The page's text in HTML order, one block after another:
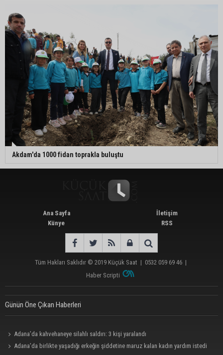
Akdam'da 1000 fidan toprakla buluştu
Ana Sayfa
Künye
İletişim
RSS
Tüm Hakları Saklıdır © 2019 Küçük Saat | 0532 059 69 46 |
Haber Scripti
Günün Öne Çıkan Haberleri
Adana’da kahvehaneye silahlı saldırı: 3 kişi yaralandı
Adana’da birlikte yaşadığı erkeğin şiddetine maruz kalan kadın yardım istedi